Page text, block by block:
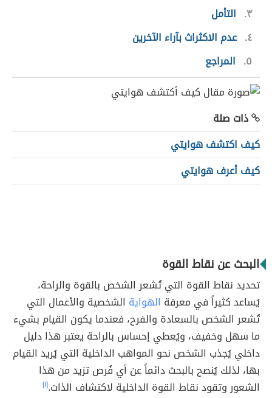
٣
التأمل
٤ عدم الاكثراث بآراء الآخرين
٥
المراجع
ذات صلة
كيف اكتشف هوايتي
كيف أعرف هوايتي
البحث عن نقاط القوة
تحديد نقاط القوة التي تُشعر الشخص بالقوة والراحة،
يُساعد كثيراً في معرفة الهواية الشخصية والأعمال التي
تُشعر الشخص بالسعادة والفرح، فعندما يكون القيام بشيء
ما سهل وخفيف، ويُعطي إحساس بالراحة يعتبر هذا دليل
داخلي يُجذب الشخص نحو المواهب الداخلية التي يُريد القيام
بها، لذلك يُنصح بالبحث دائماً عن أي فُرص تزيد من هذا
الشعور وتقود نقاط القوة الداخلية لاكتشاف الذات.[١]